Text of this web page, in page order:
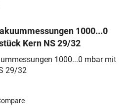
1000...0
Kern NS 29/32
1000...0 mbar mit
29/32